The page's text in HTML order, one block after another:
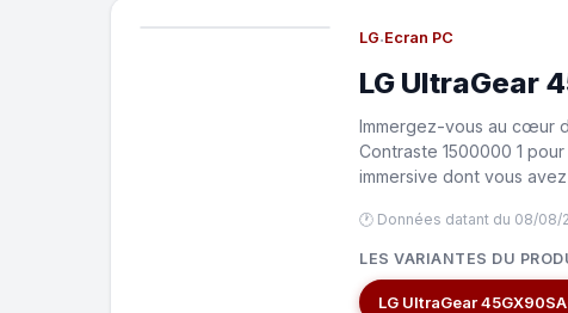
LG·Ecran PC
LG UltraGear
Immergez-vous au cœur
Contraste 1500000 1
immersive dont vous
🕐 Données datant du 08/08/
LES VARIANTES DU
LG UltraGear